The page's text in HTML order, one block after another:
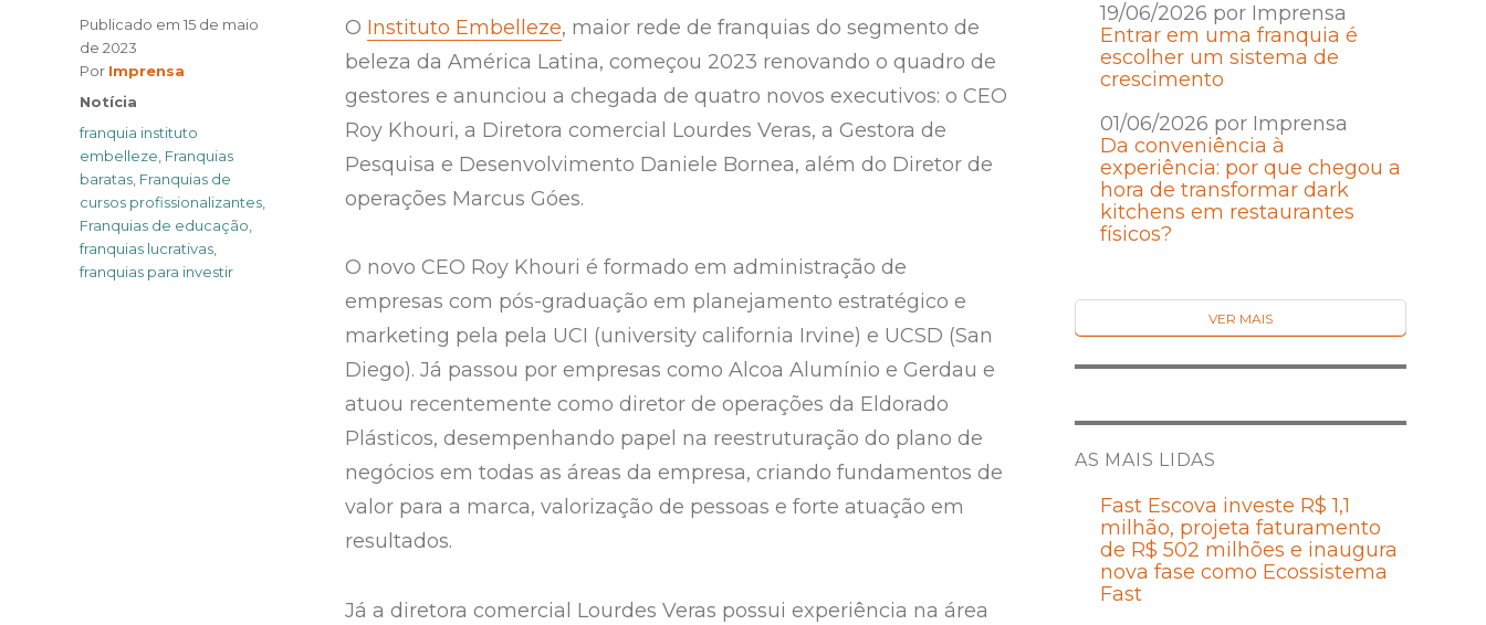
O Instituto Embelleze, maior rede de franquias do segmento de
beleza da América Latina, começou 2023 renovando o quadro de
gestores e anunciou a chegada de quatro novos executivos: o CEO
Roy Khouri, a Diretora comercial Lourdes Veras, a Gestora de
Pesquisa e Desenvolvimento Daniele Bornea, além do Diretor de
operações Marcus Góes.
O novo CEO Roy Khouri é formado em administração de
empresas com pós-graduação em planejamento estratégico e
marketing pela pela UCI (university california Irvine) e UCSD (San
Diego). Já passou por empresas como Alcoa Alumínio e Gerdau e
atuou recentemente como diretor de operações da Eldorado
Plásticos, desempenhando papel na reestruturação do plano de
negócios em todas as áreas da empresa, criando fundamentos de
valor para a marca, valorização de pessoas e forte atuação em
resultados.
Já a diretora comercial Lourdes Veras possui experiência na área
Publicado em 15 de maio
de 2023
Por Author
Imprensa
Categories
Notícia
Tags
franquia instituto
embelleze Franquias
baratas Franquias de
cursos profissionalizantes
Franquias de educação
franquias lucrativas
franquias para investir
19/06/2026 por Imprensa
Entrar em uma franquia é
escolher um sistema de
crescimento
01/06/2026 por Imprensa
Da conveniência à
experiência: por que chegou a
hora de transformar dark
kitchens em restaurantes
físicos?
VER MAIS
AS MAIS LIDAS
Fast Escova investe R$ 1,1
milhão, projeta faturamento
de R$ 502 milhões e inaugura
nova fase como Ecossistema
Fast